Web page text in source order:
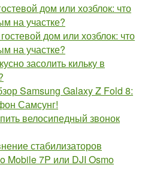
дом или хозблок: что
на участке?
дом или хозблок: что
на участке?
засолить кильку в
Samsung Galaxy Z Fold 8:
Самсунг!
велосипедный звонок
стабилизаторов
Mobile 7P или DJI Osmo